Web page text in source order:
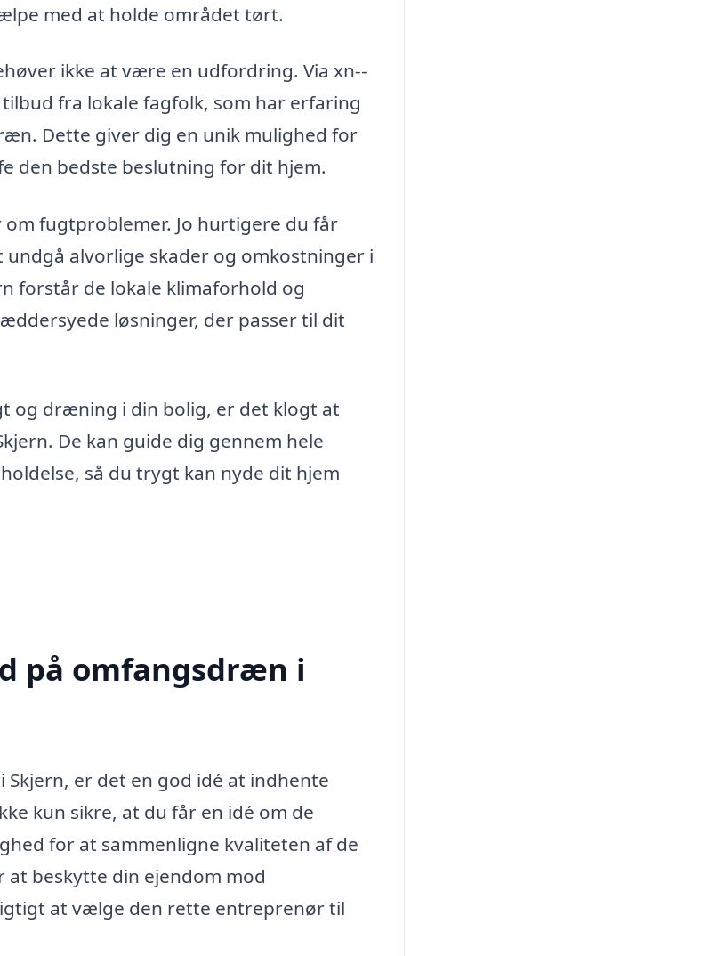
med at holde området tørt.
ikke at være en udfordring. Via xn--
fra lokale fagfolk, som har erfaring
Dette giver dig en unik mulighed for
den bedste beslutning for dit hjem.
fugtproblemer. Jo hurtigere du får
alvorlige skader og omkostninger i
forstår de lokale klimaforhold og
løsninger, der passer til dit
og dræning i din bolig, er det klogt at
De kan guide dig gennem hele
så du trygt kan nyde dit hjem
på omfangsdræn i
er det en god idé at indhente
kun sikre, at du får en idé om de
for at sammenligne kvaliteten af de
beskytte din ejendom mod
at vælge den rette entreprenør til